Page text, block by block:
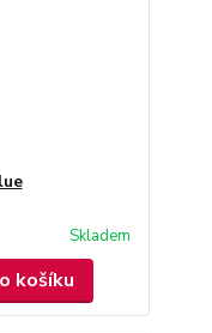
Skladem
košíku